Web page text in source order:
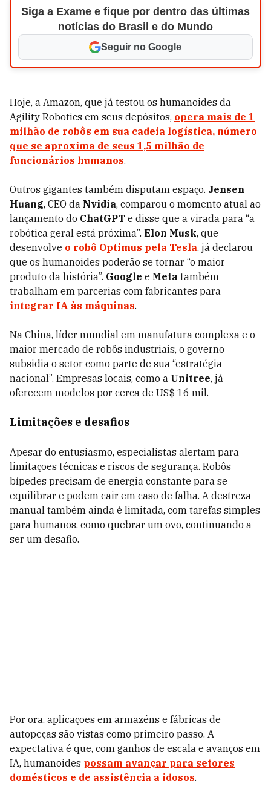
Siga a Exame e fique por dentro das últimas
notícias do Brasil e do Mundo
Seguir no Google
Hoje, a Amazon, que já testou os humanoides da
Agility Robotics em seus depósitos, opera mais de 1
milhão de robôs em sua cadeia logística, número
que se aproxima de seus 1,5 milhão de
funcionários humanos.
Outros gigantes também disputam espaço. Jensen
Huang, CEO da Nvidia, comparou o momento atual ao
lançamento do ChatGPT e disse que a virada para “a
robótica geral está próxima”. Elon Musk, que
desenvolve o robô Optimus pela Tesla, já declarou
que os humanoides poderão se tornar “o maior
produto da história”. Google e Meta também
trabalham em parcerias com fabricantes para
integrar IA às máquinas.
Na China, líder mundial em manufatura complexa e o
maior mercado de robôs industriais, o governo
subsidia o setor como parte de sua “estratégia
nacional”. Empresas locais, como a Unitree, já
oferecem modelos por cerca de US$ 16 mil.
Limitações e desafios
Apesar do entusiasmo, especialistas alertam para
limitações técnicas e riscos de segurança. Robôs
bípedes precisam de energia constante para se
equilibrar e podem cair em caso de falha. A destreza
manual também ainda é limitada, com tarefas simples
para humanos, como quebrar um ovo, continuando a
ser um desafio.
Por ora, aplicações em armazéns e fábricas de
autopeças são vistas como primeiro passo. A
expectativa é que, com ganhos de escala e avanços em
IA, humanoides possam avançar para setores
domésticos e de assistência a idosos.